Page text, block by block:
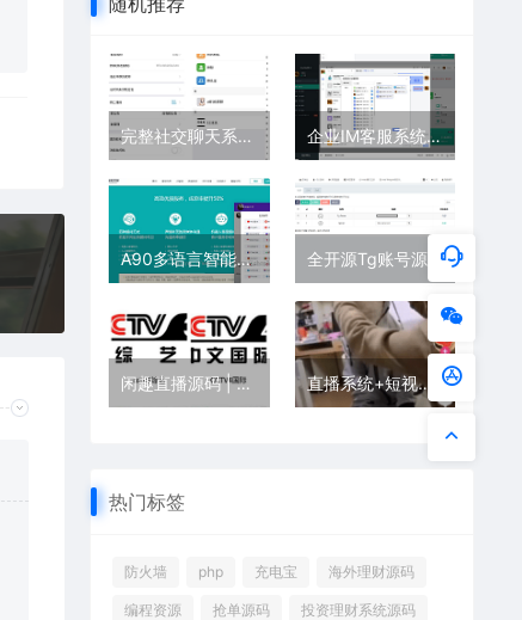
完整社交聊天系统源码 | UniApp开发的IM交友APP含音视频通话+部署教程 企业IM客服系统PHP源码带安装教程+基于ThinkPHP5+FastAdmin+Swoole。提供完整的前端和后端源码，并支持独立部署。该系统支持会员、管理和游客相互之间的即时通讯、群聊，包括多客服、智能客服、APP离线消息推送、历史消息、uni-app接入等功能。
A90多语言智能客服系统源码 | 支持20国语言防黑外贸版 | 多商户无限坐席在线客服平台 全开源Tg账号源码 | 获取聊天记录+可修改地址 | 前端Vue+后端PHP完整
闲趣直播源码 | 完整UniApp直播系统源码下载 直播系统+短视频源码+教程
热门标签
防火墙 php 充电宝 海外理财源码
编程资源 抢单源码 投资理财系统源码